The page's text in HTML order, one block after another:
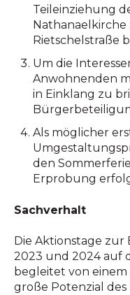
Teileinziehung
Nathanaelkirche
Rietschelstraße
Um die
Anwohnenden
in Einklang zu
Als möglicher
den
Erprobung
Sachverhalt
Die Aktionstage zur
2023 und 2024 auf
begleitet von
große Potenzial des